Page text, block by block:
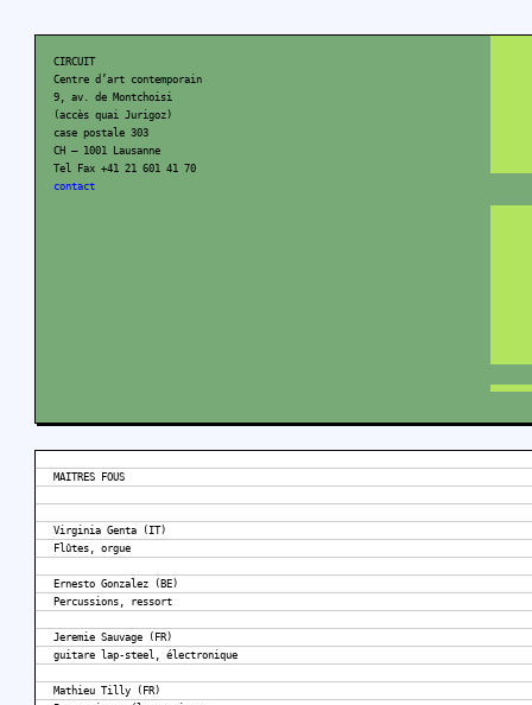
CIRCUIT
Centre d’art contemporain
9, av. de Montchoisi
(accès quai Jurigoz)
case postale 303
CH – 1001 Lausanne
Tel Fax +41 21 601 41 70
contact
MAITRES FOUS
Virginia Genta (IT)
Flûtes, orgue
Ernesto Gonzalez (BE)
Percussions, ressort
Jeremie Sauvage (FR)
guitare lap-steel, électronique
Mathieu Tilly (FR)